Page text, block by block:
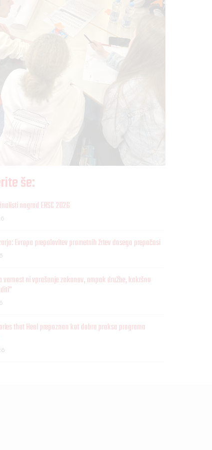
še:
nagrad ERSC 2026
Evropa prepolovitev prometnih žrtev dosega prepočasi
varnost ni vprašanje zakonov, ampak družbe, kakršno
that Heal prepoznan kot dobra praksa programa